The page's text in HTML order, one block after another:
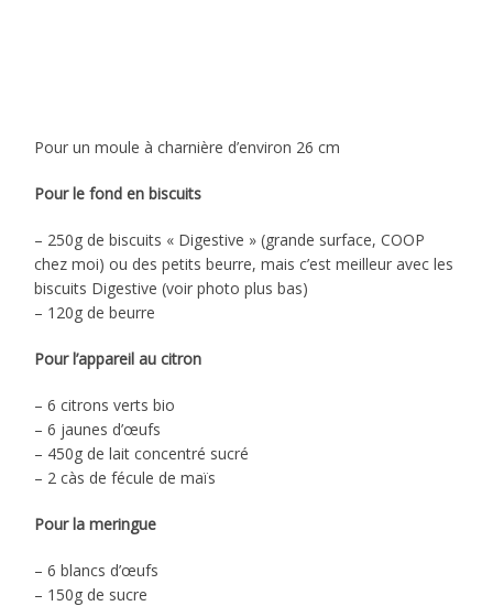
Pour un moule à charnière d’environ 26 cm
Pour le fond en biscuits
– 250g de biscuits « Digestive » (grande surface, COOP
chez moi) ou des petits beurre, mais c’est meilleur avec les
biscuits Digestive (voir photo plus bas)
– 120g de beurre
Pour l’appareil au citron
– 6 citrons verts bio
– 6 jaunes d’œufs
– 450g de lait concentré sucré
– 2 càs de fécule de maïs
Pour la meringue
– 6 blancs d’œufs
– 150g de sucre